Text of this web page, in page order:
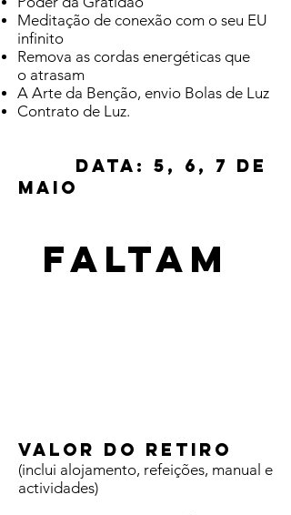
Meditação de conexão com o seu EU
infinito
Remova as cordas energéticas que
o atrasam
A Arte da Benção, envio Bolas de Luz
Contrato de Luz.
Data: 5 , 6, 7 de
maio
VALOR DO RETIRO
(inclui alojamento, refeições, manual e
actividades)
Faltam